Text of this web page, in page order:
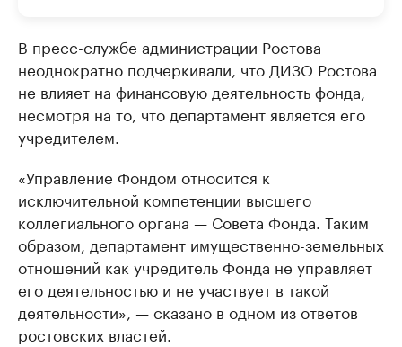
В пресс-службе администрации Ростова
неоднократно подчеркивали, что ДИЗО Ростова
не влияет на финансовую деятельность фонда,
несмотря на то, что департамент является его
учредителем.
«Управление Фондом относится к
исключительной компетенции высшего
коллегиального органа — Совета Фонда. Таким
образом, департамент имущественно-земельных
отношений как учредитель Фонда не управляет
его деятельностью и не участвует в такой
деятельности», — сказано в одном из ответов
ростовских властей.